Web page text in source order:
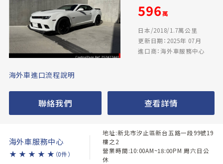
596萬
日本/2018/1.7萬公里
更新日期：2025年 07月
進口商：海外車服務中心
海外車進口流程說明
聯絡我們 查看詳情
海外車服務中心
★ ★ ★ ★ ★ （0件）
地址:新北市汐止區新台五路一段99號19
樓之2
營業時間:10:00AM~18:00PM 周六日公
休